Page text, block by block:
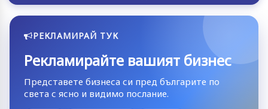
РЕКЛАМИРАЙ ТУК
Рекламирайте вашият бизнес
Представете бизнеса си пред българите по
света с ясно и видимо послание.